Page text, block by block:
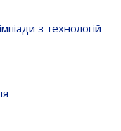
з технологій